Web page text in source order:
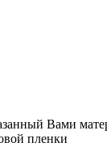
Вами
пленки